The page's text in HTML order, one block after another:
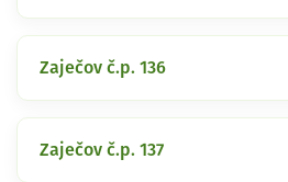
Zaječov č.p. 136
Zaječov č.p. 137